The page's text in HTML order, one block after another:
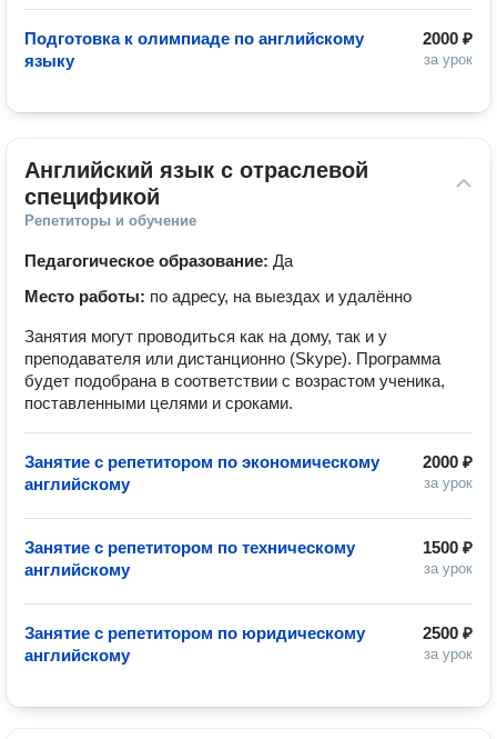
2000 ₽
за урок
Подготовка к олимпиаде по английскому
языку
Английский язык с отраслевой
спецификой
Репетиторы и обучение
Педагогическое образование: Да
Место работы: по адресу, на выездах и удалённо
Занятия могут проводиться как на дому, так и у
преподавателя или дистанционно (Skype). Программа
будет подобрана в соответствии с возрастом ученика,
поставленными целями и сроками.
2000 ₽
за урок
Занятие с репетитором по экономическому
английскому
1500 ₽
за урок
Занятие с репетитором по техническому
английскому
2500 ₽
за урок
Занятие с репетитором по юридическому
английскому